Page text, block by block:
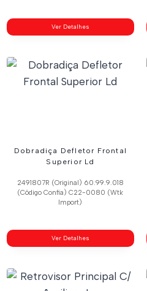
Ver Detalhes
Dobradiça Defletor Frontal
Superior Ld
2491807R (Original) 60.99.9.018
(Código Confia) C22-0080 (Wtk
Import)
Ver Detalhes